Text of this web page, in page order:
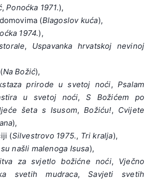
, Ponoćka 1971.),
(Blagoslov kuća),
1974.),
, Uspavanka hrvatskoj nevinoj
Na Božić),
prirode u svetoj noći, Psalam
u svetoj noći, S Božićem po
šeta s Isusom,Božiću!, Cvijete
),
(Silvestrovo 1975., Tri kralja),
našli malenoga Isusa),
za svjetlo božićne noći, Vječno
svetih mudraca, Savjeti svetih